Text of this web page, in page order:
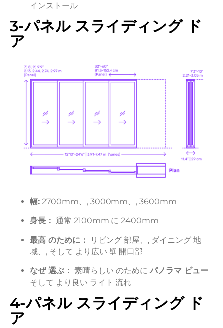
インストール
3-パネル スライディング ド
ア
幅: 2700mm、, 3000mm、, 3600mm
身長： 通常 2100mm に 2400mm
最高 のために： リビング 部屋、, ダイニング 地
域、, そして より広い 壁 開口部
なぜ選ぶ： 素晴らしい のために パノラマ ビュー
そして より良い ライト 流れ
4-パネル スライディング ド
ア